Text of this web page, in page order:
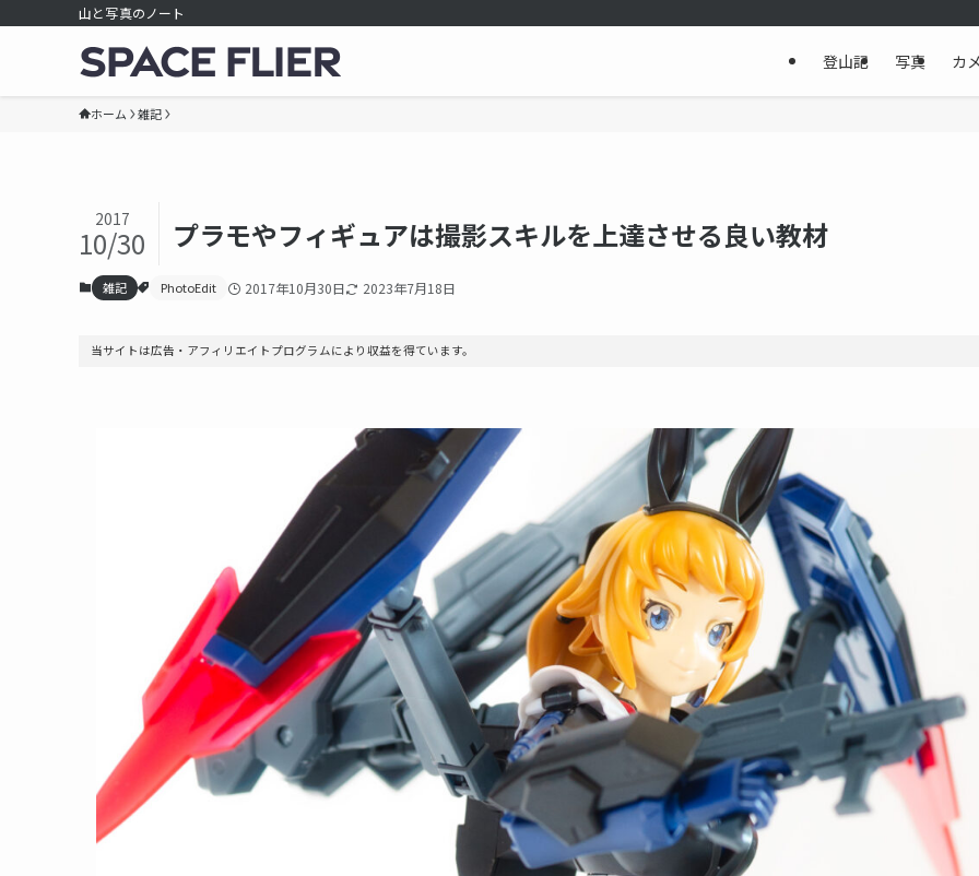
山と写真のノート
登山記 写真 カ
ホーム 雑記
プラモやフィギュアは撮影スキルを上達させる良い教材
2017
10/30
雑記 PhotoEdit 2017年10月30日 2023年7月18日
当サイトは広告・アフィリエイトプログラムにより収益を得ています。